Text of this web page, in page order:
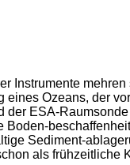
Instrumente
Ozeans, der
ESA-
Sediment-
als frühzeitliche